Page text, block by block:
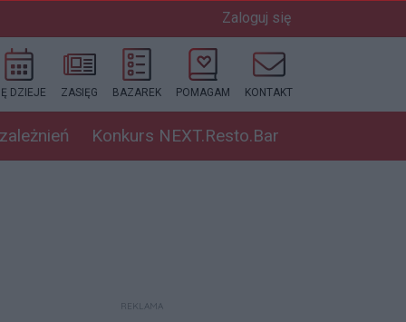
Zaloguj się
DZIEJE ZASIĘG BAZAREK POMAGAM KONTAKT
Konkurs NEXT.Resto.Bar
REKLAMA